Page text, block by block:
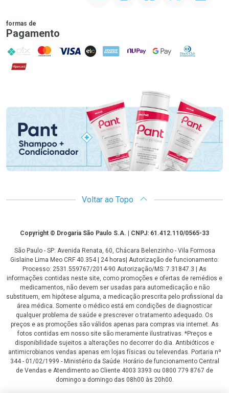
formas de
Pagamento
PIX MasterCard
VISA ELO AMEX NuPay Google PayDiners Club
Hipercard
Promoção em Destaque
Voltar ao Topo
CopyrightCopyright © Drogaria São Paulo S.A. | CNPJ: 61.412.110/0565-33
São Paulo - SP: Avenida Renata, 60, Chácara Belenzinho - Vila Formosa
Gislaine Lima Meo CRF 40.354 | 24 horas| Autorização de funcionamento:
Processo: 2531.559767/2014-90 Autorização/MS: 7.31847.3 | As
informações contidas neste site, como promoções e ofertas de remédios e
medicamentos, não devem ser usadas para automedicação e não
substituem, em hipótese alguma, a medicação prescrita pelo profissional da
área médica. Somente o médico está em condições de diagnosticar
qualquer problema de saúde e prescrever o tratamento adequado. Os
preços e as promoções são válidos apenas para compras via internet. As
fotos contidas em nosso site são meramente ilustrativas. *Preços e
disponibilidade sujeitos a alterações no decorrer do dia. Antibióticos e
antimicrobianos vendas apenas em lojas físicas ou televendas. Portaria nº
344 - 01/02/1999 - Ministério da Saúde. Horário de funcionamento Central
de Vendas e Atendimento ao Cliente 4003 3393 ou 0800 779 8767 de
domingo a domingo das 08h00 às 20h00.